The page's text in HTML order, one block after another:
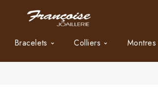
Bracelets Colliers Montres